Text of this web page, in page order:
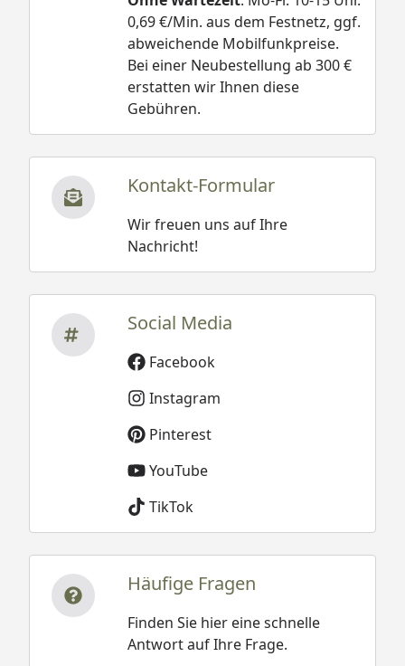
0,69 €/Min. aus dem Festnetz, ggf.
abweichende Mobilfunkpreise.
Bei einer Neubestellung ab 300 €
erstatten wir Ihnen diese
Gebühren.
Kontakt-Formular
Wir freuen uns auf Ihre
Nachricht!
Social Media
Facebook
Instagram
Pinterest
YouTube
TikTok
Häufige Fragen
Finden Sie hier eine schnelle
Antwort auf Ihre Frage.